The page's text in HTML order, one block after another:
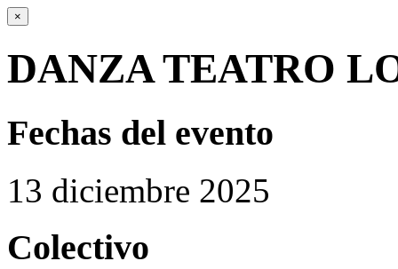
×
DANZA TEATRO
Fechas del evento
13 diciembre 2025
Colectivo